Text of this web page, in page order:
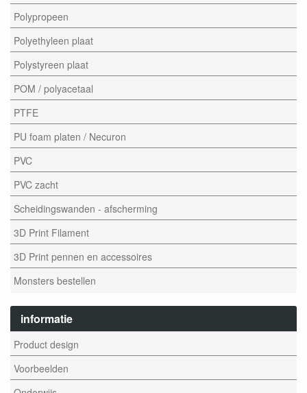
Polypropeen
Polyethyleen plaat
Polystyreen plaat
POM / polyacetaal
PTFE
PU foam platen / Necuron
PVC
PVC zacht
Scheidingswanden - afscherming
3D Print Filament
3D Print pennen en accessoires
Monsters bestellen
informatie
Product design
Voorbeelden